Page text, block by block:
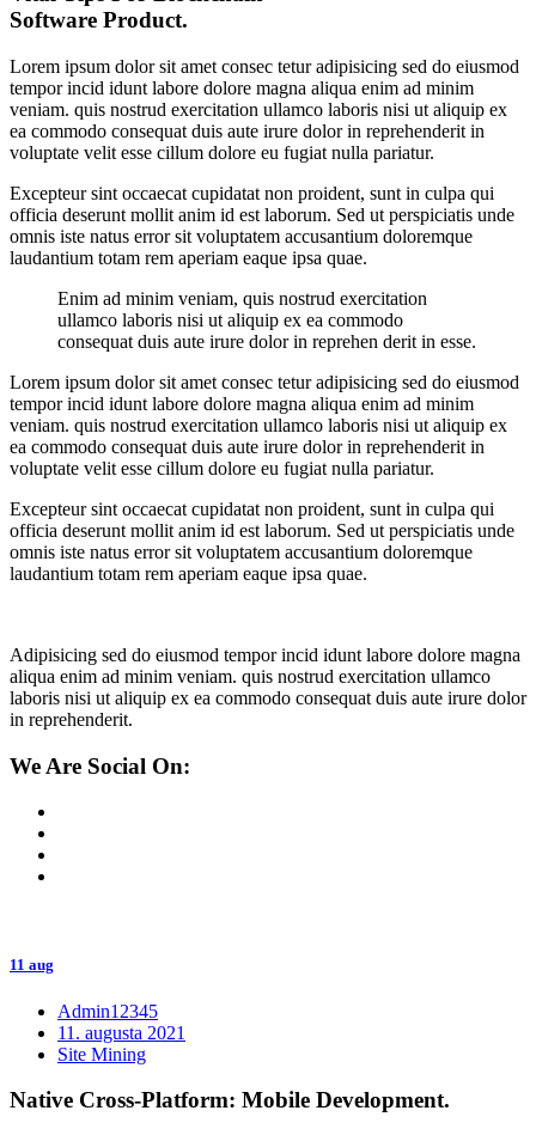
Software Product.
Lorem ipsum dolor sit amet consec tetur adipisicing sed do eiusmod
tempor incid idunt labore dolore magna aliqua enim ad minim
veniam. quis nostrud exercitation ullamco laboris nisi ut aliquip ex
ea commodo consequat duis aute irure dolor in reprehenderit in
voluptate velit esse cillum dolore eu fugiat nulla pariatur.
Excepteur sint occaecat cupidatat non proident, sunt in culpa qui
officia deserunt mollit anim id est laborum. Sed ut perspiciatis unde
omnis iste natus error sit voluptatem accusantium doloremque
laudantium totam rem aperiam eaque ipsa quae.
Enim ad minim veniam, quis nostrud exercitation
ullamco laboris nisi ut aliquip ex ea commodo
consequat duis aute irure dolor in reprehen derit in esse.
Lorem ipsum dolor sit amet consec tetur adipisicing sed do eiusmod
tempor incid idunt labore dolore magna aliqua enim ad minim
veniam. quis nostrud exercitation ullamco laboris nisi ut aliquip ex
ea commodo consequat duis aute irure dolor in reprehenderit in
voluptate velit esse cillum dolore eu fugiat nulla pariatur.
Excepteur sint occaecat cupidatat non proident, sunt in culpa qui
officia deserunt mollit anim id est laborum. Sed ut perspiciatis unde
omnis iste natus error sit voluptatem accusantium doloremque
laudantium totam rem aperiam eaque ipsa quae.
Adipisicing sed do eiusmod tempor incid idunt labore dolore magna
aliqua enim ad minim veniam. quis nostrud exercitation ullamco
laboris nisi ut aliquip ex ea commodo consequat duis aute irure dolor
in reprehenderit.
We Are Social On:
11 aug
Admin12345
11. augusta 2021
Site Mining
Native Cross-Platform: Mobile Development.